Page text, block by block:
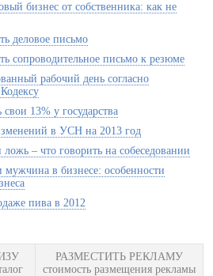
бизнес от собственника: как не
деловое письмо
сопроводительное письмо к резюме
рабочий день согласно
свои 13% у государства
в УСН на 2013 год
– что говорить на собеседовании
в бизнесе: особенности
пива в 2012
РАЗМЕСТИТЬ РЕКЛАМУ
стоимость размещения рекламы